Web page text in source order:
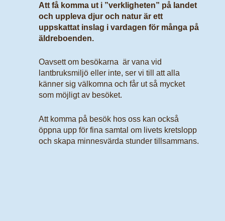
Att få komma ut i ”verkligheten” på landet
och uppleva djur och natur är ett
uppskattat inslag i vardagen för många på
äldreboenden.
Oavsett om besökarna är vana vid
lantbruksmiljö eller inte, ser vi till att alla
känner sig välkomna och får ut så mycket
som möjligt av besöket.
Att komma på besök hos oss kan också
öppna upp för fina samtal om livets kretslopp
och skapa minnesvärda stunder tillsammans.